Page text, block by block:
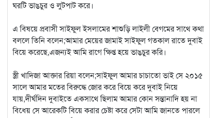
ঘরটি ভাঙচুর ও লুটপাট করে।
এ বিষয়ে প্রবাসী সাইফুল ইসলামের শাশুড়ি লাইলী বেগমের সাথে কথা
বললে তিনি বলেন;আমার মেয়ের জামাই সাইফুল গতকাল রাতে দুবাই
বিয়ে করেছে,এজন্যই আমি রাগে ক্ষিপ্ত হয়ে ভাঙচুর করি।
স্ত্রী খাদিজা আক্তার রিয়া বলেন;সাইফুল আমার চাচাতো ভাই সে ২০১৫
সালে আমার মতের বিরুদ্ধে জোর করে বিয়ে করে দুবাই নিয়ে
যায়,দীর্ঘদিন দুবাইতে একসাথে ছিলাম আমার কোন সন্তানাদি হয় না
বিধেয় সে আরেকটি বিয়ে করার চেষ্টা করে সেটা আমি জানতে পারলে